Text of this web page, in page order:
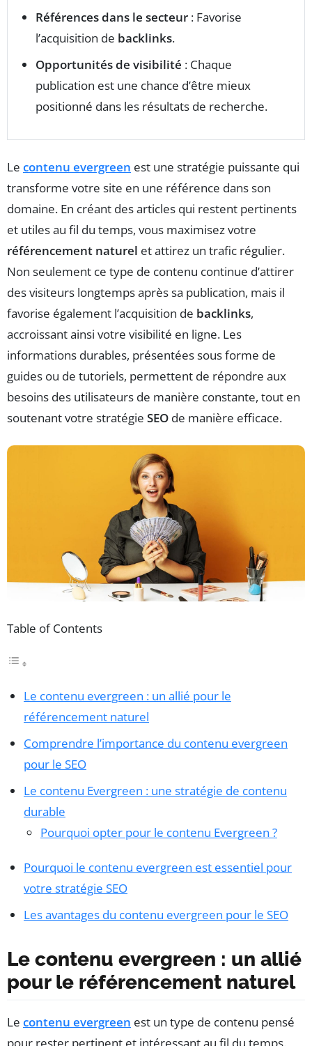
Références dans le secteur : Favorise
l’acquisition de backlinks.
Opportunités de visibilité : Chaque
publication est une chance d’être mieux
positionné dans les résultats de recherche.
Le contenu evergreen est une stratégie puissante qui
transforme votre site en une référence dans son
domaine. En créant des articles qui restent pertinents
et utiles au fil du temps, vous maximisez votre
référencement naturel et attirez un trafic régulier.
Non seulement ce type de contenu continue d’attirer
des visiteurs longtemps après sa publication, mais il
favorise également l’acquisition de backlinks,
accroissant ainsi votre visibilité en ligne. Les
informations durables, présentées sous forme de
guides ou de tutoriels, permettent de répondre aux
besoins des utilisateurs de manière constante, tout en
soutenant votre stratégie SEO de manière efficace.
Table of Contents
Le contenu evergreen : un allié pour le
référencement naturel
Comprendre l’importance du contenu evergreen
pour le SEO
Le contenu Evergreen : une stratégie de contenu
durable
Pourquoi opter pour le contenu Evergreen ?
Pourquoi le contenu evergreen est essentiel pour
votre stratégie SEO
Les avantages du contenu evergreen pour le SEO
Le contenu evergreen : un allié
pour le référencement naturel
Le contenu evergreen est un type de contenu pensé